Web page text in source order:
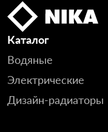
Каталог
Водяные
Электрические
Дизайн-радиаторы